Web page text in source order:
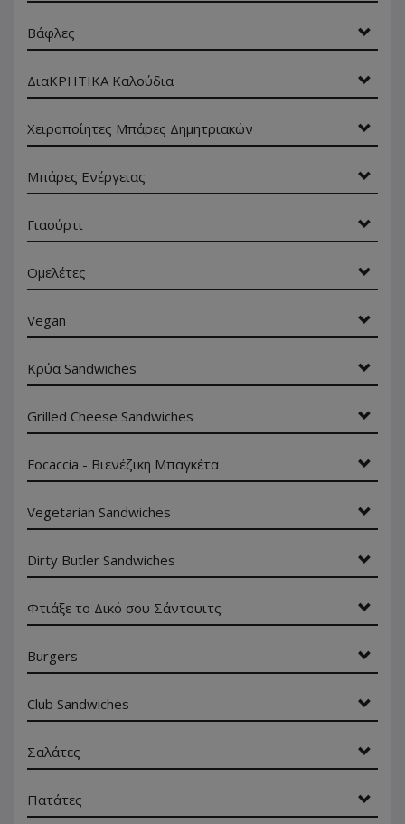
Βάφλες
ΔιαΚΡΗΤΙΚΑ Καλούδια
Χειροποίητες Μπάρες Δημητριακών
Μπάρες Ενέργειας
Γιαούρτι
Ομελέτες
Vegan
Κρύα Sandwiches
Grilled Cheese Sandwiches
Focaccia - Βιενέζικη Μπαγκέτα
Vegetarian Sandwiches
Dirty Butler Sandwiches
Φτιάξε το Δικό σου Σάντουιτς
Burgers
Club Sandwiches
Σαλάτες
Πατάτες